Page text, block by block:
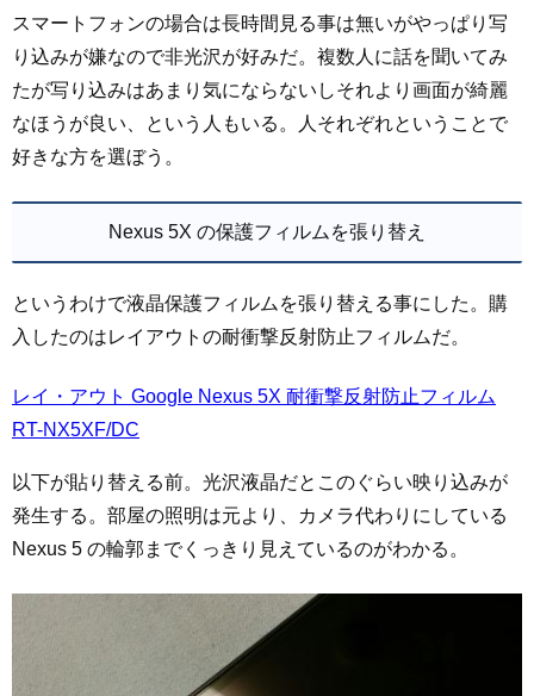
スマートフォンの場合は長時間見る事は無いがやっぱり写
り込みが嫌なので非光沢が好みだ。複数人に話を聞いてみ
たが写り込みはあまり気にならないしそれより画面が綺麗
なほうが良い、という人もいる。人それぞれということで
好きな方を選ぼう。
Nexus 5X の保護フィルムを張り替え
というわけで液晶保護フィルムを張り替える事にした。購
入したのはレイアウトの耐衝撃反射防止フィルムだ。
レイ・アウト Google Nexus 5X 耐衝撃反射防止フィルム
RT-NX5XF/DC
以下が貼り替える前。光沢液晶だとこのぐらい映り込みが
発生する。部屋の照明は元より、カメラ代わりにしている
Nexus 5 の輪郭までくっきり見えているのがわかる。